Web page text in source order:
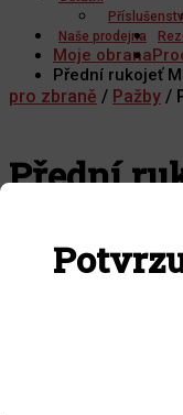
Naše prodejna
Moje obrana
Přední rukojeť
pro zbraně / Pažby /
Přední